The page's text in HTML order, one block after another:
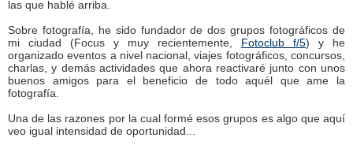
las que hablé arriba.
Sobre fotografía, he sido fundador de dos grupos fotográficos de
mi ciudad (Focus y muy recientemente, Fotoclub f/5) y he
organizado eventos a nivel nacional, viajes fotográficos, concursos,
charlas, y demás actividades que ahora reactivaré junto con unos
buenos amigos para el beneficio de todo aquél que ame la
fotografía.
Una de las razones por la cual formé esos grupos es algo que aquí
veo igual intensidad de oportunidad...